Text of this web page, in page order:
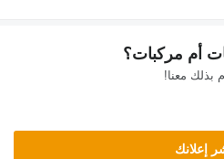
أم مركبات؟
بذلك معنا!
إعلانك